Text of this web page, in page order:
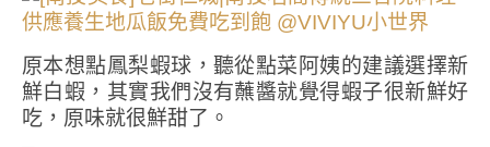
原本想點鳳梨蝦球，聽從點菜阿姨的建議選擇新
鮮白蝦，其實我們沒有蘸醬就覺得蝦子很新鮮好
吃，原味就很鮮甜了。